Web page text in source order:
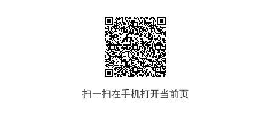
扫一扫在手机打开当前页